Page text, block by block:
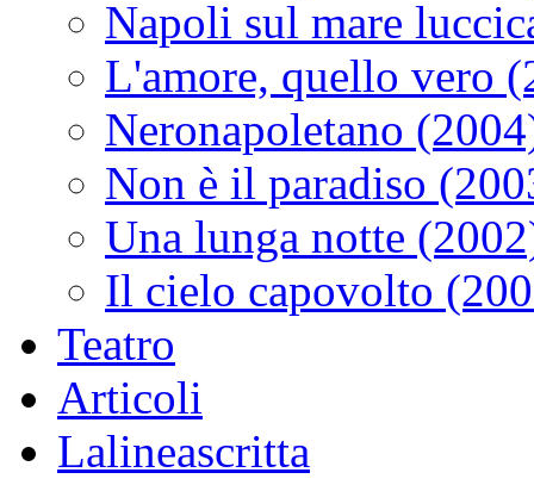
Napoli sul mare
L'amore, quello vero
Neronapoletano
Non è il paradiso
Una lunga notte
Il cielo capovolto
Teatro
Articoli
Lalineascritta